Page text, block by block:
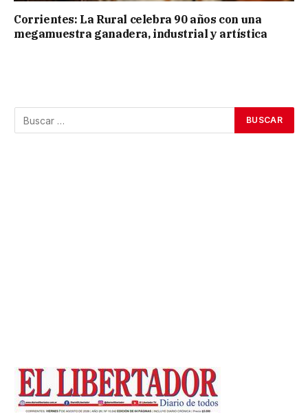
Corrientes: La Rural celebra 90 años con una
megamuestra ganadera, industrial y artística